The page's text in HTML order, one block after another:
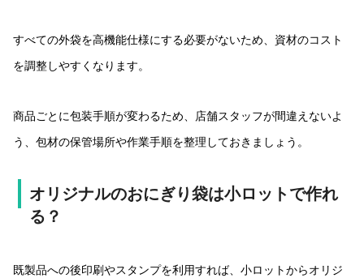
すべての外袋を高機能仕様にする必要がないため、資材のコスト
を調整しやすくなります。
商品ごとに包装手順が変わるため、店舗スタッフが間違えないよ
う、包材の保管場所や作業手順を整理しておきましょう。
オリジナルのおにぎり袋は小ロットで作れ
る？
既製品への後印刷やスタンプを利用すれば、小ロットからオリジ